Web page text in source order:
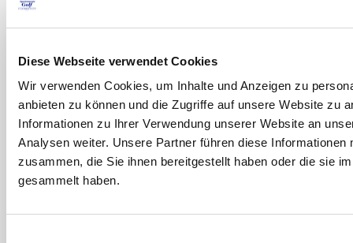
Diese Webseite verwendet Cookies
Wir verwenden Cookies, um Inhalte und Anzeigen zu
anbieten zu können und die Zugriffe auf unsere Website zu
Informationen zu Ihrer Verwendung unserer Website an
Analysen weiter. Unsere Partner führen diese
zusammen, die Sie ihnen bereitgestellt haben oder die sie
gesammelt haben.
T.+34 972 63 60 11
Carrer Arenals de Mar, 51
Spain
Inici
Überblick
Einrichtungen